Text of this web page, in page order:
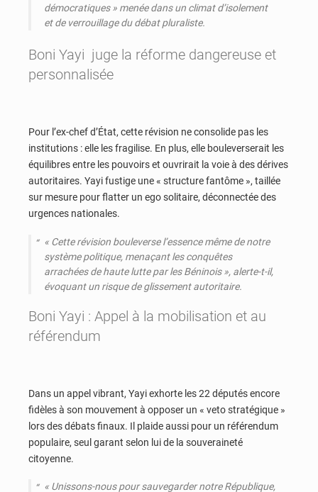
démocratiques» menée dans un climat d’isolement
et de verrouillage du débat pluraliste.
Boni Yayi juge la réforme dangereuse et
personnalisée
Pour l’ex-chef d’État, cette révision ne consolide pas les
institutions : elle les fragilise. En plus, elle bouleverserait les
équilibres entre les pouvoirs et ouvrirait la voie à des dérives
autoritaires. Yayi fustige une « structure fantôme », taillée
sur mesure pour flatter un ego solitaire, déconnectée des
urgences nationales.
« Cette révision bouleverse l’essence même de notre
système politique, menaçant les conquêtes
arrachées de haute lutte par les Béninois», alerte-t-il,
évoquant un risque de glissement autoritaire.
Boni Yayi : Appel à la mobilisation et au
référendum
Dans un appel vibrant, Yayi exhorte les 22 députés encore
fidèles à son mouvement à opposer un « veto stratégique »
lors des débats finaux. Il plaide aussi pour un référendum
populaire, seul garant selon lui de la souveraineté
citoyenne.
« Unissons-nous pour sauvegarder notre République,